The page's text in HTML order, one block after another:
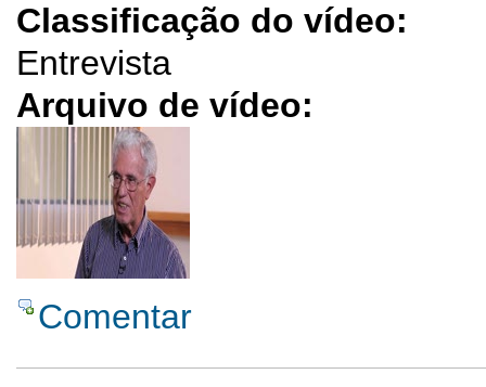
Classificação do vídeo:
Entrevista
Arquivo de vídeo:
Comentar